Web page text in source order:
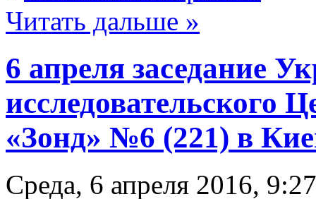
Читать дальше »
6 апреля заседание
исследовательского
«Зонд» №6 (221) в
Среда, 6 апреля 2016, 9:27